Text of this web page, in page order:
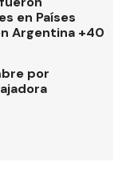
en Países
Argentina +40
por